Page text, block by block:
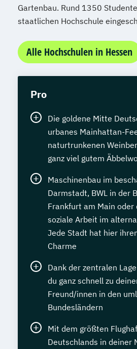
Eng.) 6 ode 7 Semester
Wirtschaftsingenieurwesen
Wirtschaftswissenschaftler
Wirtschafts­ingenieur­wesen
Fahrzeugtechnik
Wirtschafts­ingenieur­wesen
Wirtschafts­ingenieur­wesen
Wirtschafts­ingenieur­wesen
Verfahrenstechnik
Zukunftsmanagement
Gartenbau. Rund 1350
staatlichen Hochschule
Alle Hochschulen in Hessen
Pro
Die goldene Mitte
urbanes Mainhattan-
naturtrunkenen
ganz viel gutem
Maschinenbau im
Darmstadt, BWL in der
Frankfurt am Main oder
soziale Arbeit im
Jede Stadt hat hier
Charme
Dank der zentralen
du ganz schnell zu
Freund/innen in den
Bundesländern
Mit dem größten
Deutschlands in deiner